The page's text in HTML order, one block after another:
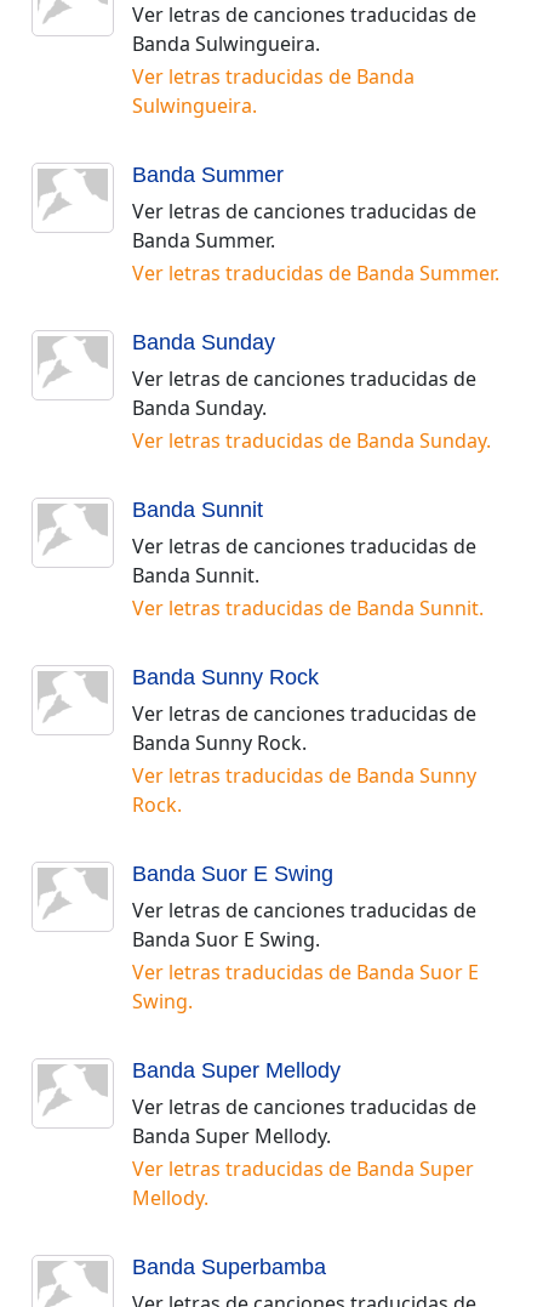
Ver letras de canciones traducidas de
Banda Sulwingueira.
Ver letras traducidas de Banda
Sulwingueira.
Banda Summer
Ver letras de canciones traducidas de
Banda Summer.
Ver letras traducidas de Banda Summer.
Banda Sunday
Ver letras de canciones traducidas de
Banda Sunday.
Ver letras traducidas de Banda Sunday.
Banda Sunnit
Ver letras de canciones traducidas de
Banda Sunnit.
Ver letras traducidas de Banda Sunnit.
Banda Sunny Rock
Ver letras de canciones traducidas de
Banda Sunny Rock.
Ver letras traducidas de Banda Sunny
Rock.
Banda Suor E Swing
Ver letras de canciones traducidas de
Banda Suor E Swing.
Ver letras traducidas de Banda Suor E
Swing.
Banda Super Mellody
Ver letras de canciones traducidas de
Banda Super Mellody.
Ver letras traducidas de Banda Super
Mellody.
Banda Superbamba